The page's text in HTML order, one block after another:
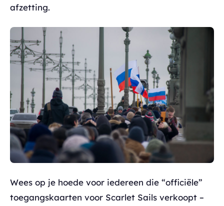
afzetting.
Wees op je hoede voor iedereen die “officiële”
toegangskaarten voor Scarlet Sails verkoopt –